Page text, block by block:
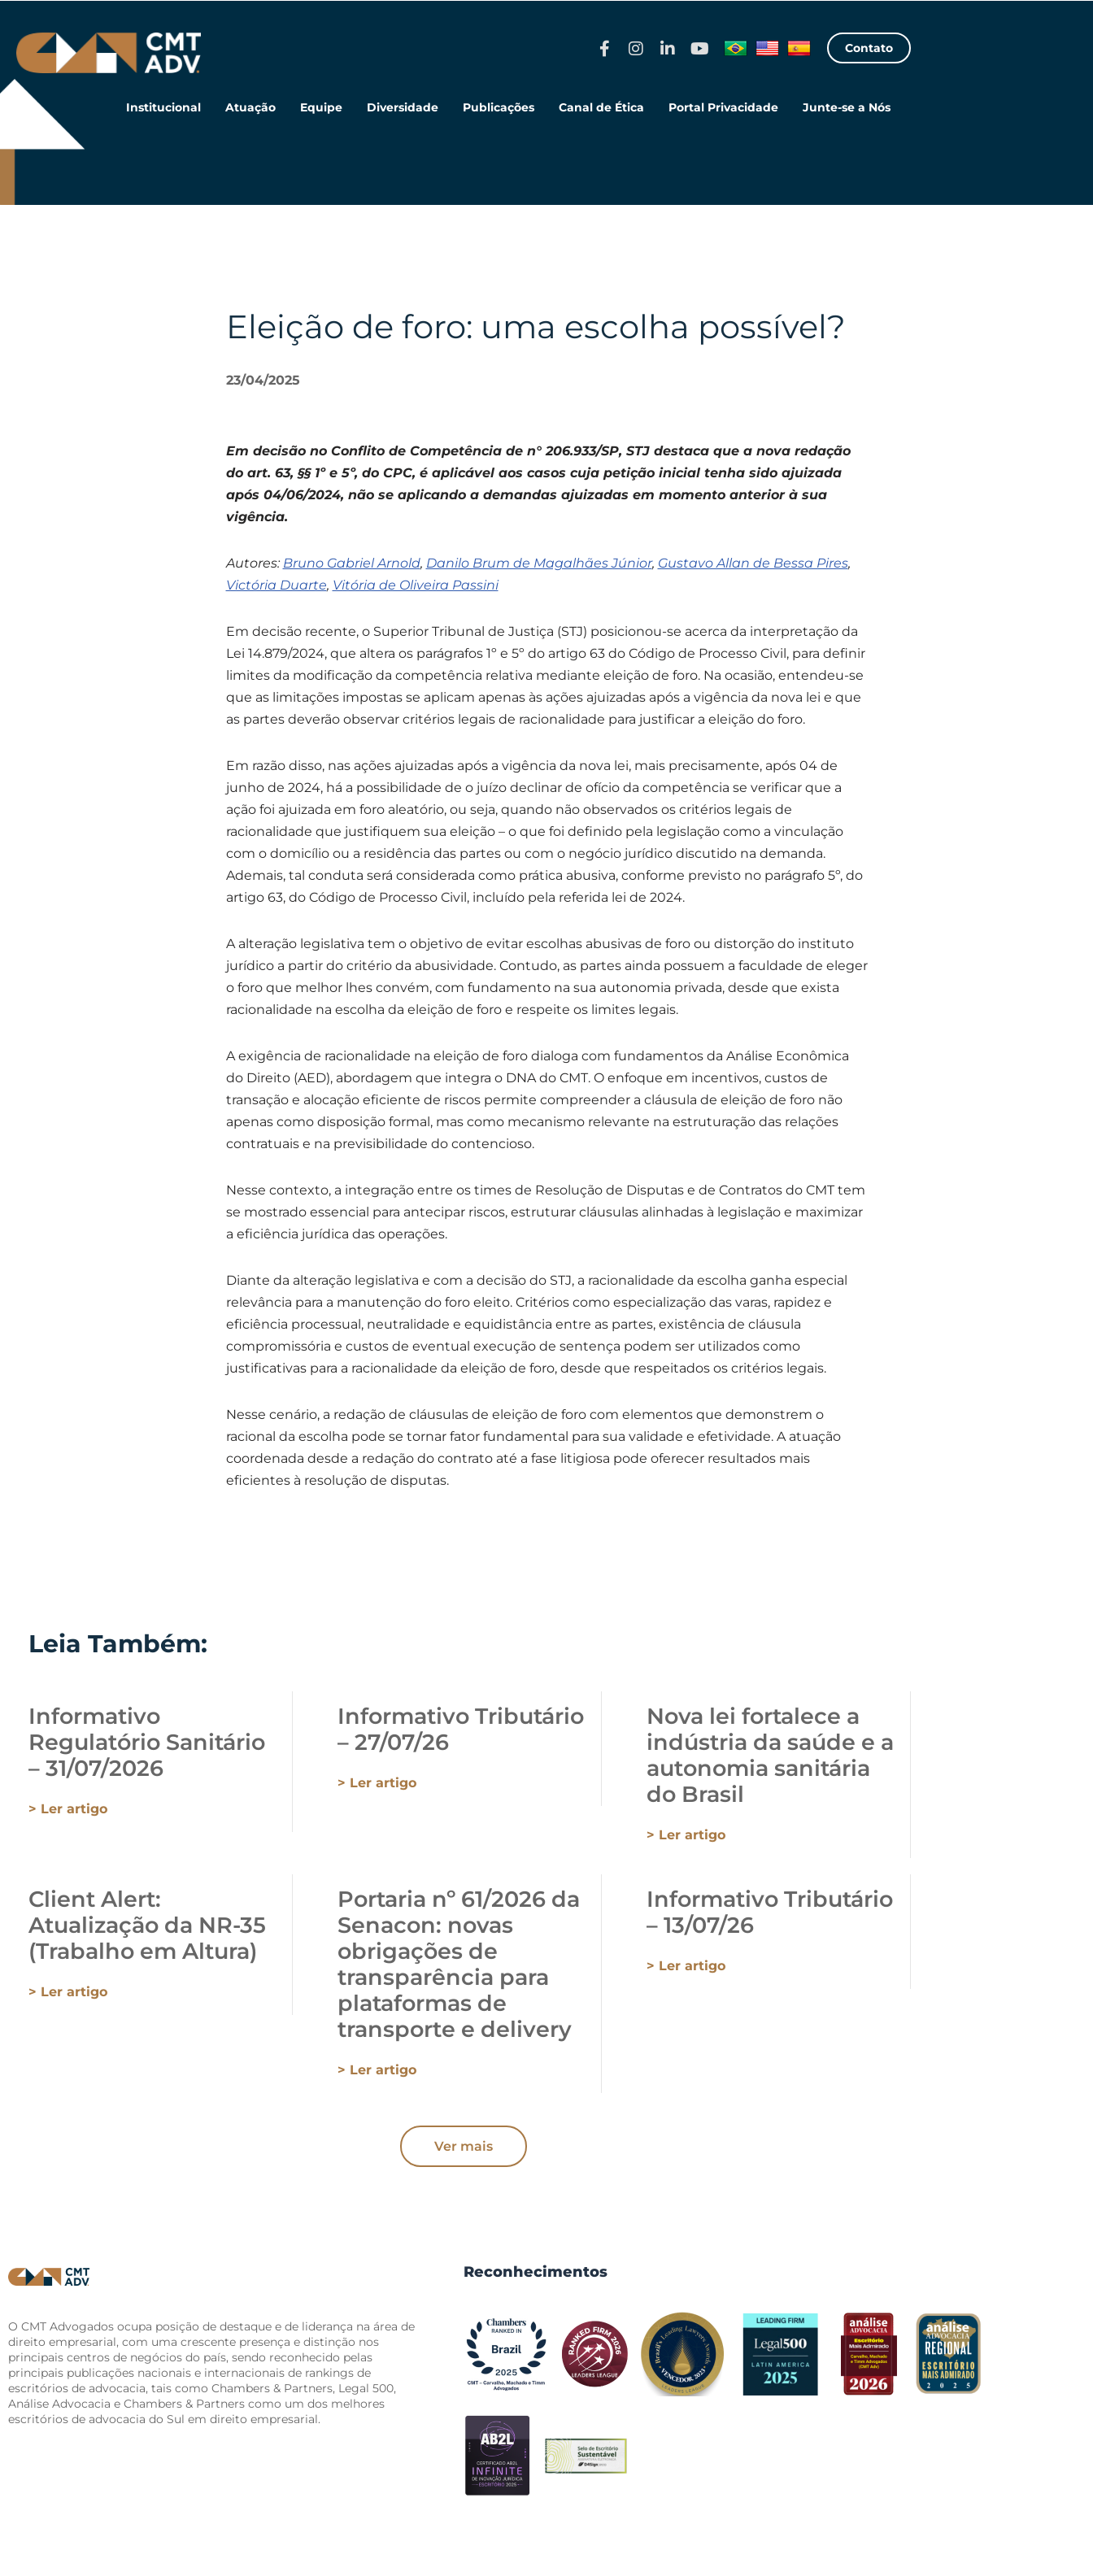
Contato
Institucional Atuação Equipe Diversidade Publicações Canal de Ética Portal Privacidade Junte-se a Nós
Pular
para
o
conteúdo
Eleição de foro: uma escolha possível?
23/04/2025
Em decisão no Conflito de Competência de n° 206.933/SP, STJ destaca que a nova redação
do art. 63, §§ 1º e 5º, do CPC, é aplicável aos casos cuja petição inicial tenha sido ajuizada
após 04/06/2024, não se aplicando a demandas ajuizadas em momento anterior à sua
vigência.
Autores: Bruno Gabriel Arnold, Danilo Brum de Magalhães Júnior, Gustavo Allan de Bessa Pires,
Victória Duarte, Vitória de Oliveira Passini
Em decisão recente, o Superior Tribunal de Justiça (STJ) posicionou-se acerca da interpretação da
Lei 14.879/2024, que altera os parágrafos 1º e 5º do artigo 63 do Código de Processo Civil, para definir
limites da modificação da competência relativa mediante eleição de foro. Na ocasião, entendeu-se
que as limitações impostas se aplicam apenas às ações ajuizadas após a vigência da nova lei e que
as partes deverão observar critérios legais de racionalidade para justificar a eleição do foro.
Em razão disso, nas ações ajuizadas após a vigência da nova lei, mais precisamente, após 04 de
junho de 2024, há a possibilidade de o juízo declinar de ofício da competência se verificar que a
ação foi ajuizada em foro aleatório, ou seja, quando não observados os critérios legais de
racionalidade que justifiquem sua eleição – o que foi definido pela legislação como a vinculação
com o domicílio ou a residência das partes ou com o negócio jurídico discutido na demanda.
Ademais, tal conduta será considerada como prática abusiva, conforme previsto no parágrafo 5º, do
artigo 63, do Código de Processo Civil, incluído pela referida lei de 2024.
A alteração legislativa tem o objetivo de evitar escolhas abusivas de foro ou distorção do instituto
jurídico a partir do critério da abusividade. Contudo, as partes ainda possuem a faculdade de eleger
o foro que melhor lhes convém, com fundamento na sua autonomia privada, desde que exista
racionalidade na escolha da eleição de foro e respeite os limites legais.
A exigência de racionalidade na eleição de foro dialoga com fundamentos da Análise Econômica
do Direito (AED), abordagem que integra o DNA do CMT. O enfoque em incentivos, custos de
transação e alocação eficiente de riscos permite compreender a cláusula de eleição de foro não
apenas como disposição formal, mas como mecanismo relevante na estruturação das relações
contratuais e na previsibilidade do contencioso.
Nesse contexto, a integração entre os times de Resolução de Disputas e de Contratos do CMT tem
se mostrado essencial para antecipar riscos, estruturar cláusulas alinhadas à legislação e maximizar
a eficiência jurídica das operações.
Diante da alteração legislativa e com a decisão do STJ, a racionalidade da escolha ganha especial
relevância para a manutenção do foro eleito. Critérios como especialização das varas, rapidez e
eficiência processual, neutralidade e equidistância entre as partes, existência de cláusula
compromissória e custos de eventual execução de sentença podem ser utilizados como
justificativas para a racionalidade da eleição de foro, desde que respeitados os critérios legais.
Nesse cenário, a redação de cláusulas de eleição de foro com elementos que demonstrem o
racional da escolha pode se tornar fator fundamental para sua validade e efetividade. A atuação
coordenada desde a redação do contrato até a fase litigiosa pode oferecer resultados mais
eficientes à resolução de disputas.
Leia Também:
Informativo
Regulatório Sanitário
– 31/07/2026
> Ler artigo
Informativo Tributário
– 27/07/26
> Ler artigo
Nova lei fortalece a
indústria da saúde e a
autonomia sanitária
do Brasil
> Ler artigo
Client Alert:
Atualização da NR-35
(Trabalho em Altura)
> Ler artigo
Portaria nº 61/2026 da
Senacon: novas
obrigações de
transparência para
plataformas de
transporte e delivery
> Ler artigo
Informativo Tributário
– 13/07/26
> Ler artigo
Ver mais
O CMT Advogados ocupa posição de destaque e de liderança na área de
direito empresarial, com uma crescente presença e distinção nos
principais centros de negócios do país, sendo reconhecido pelas
principais publicações nacionais e internacionais de rankings de
escritórios de advocacia, tais como Chambers & Partners, Legal 500,
Análise Advocacia e Chambers & Partners como um dos melhores
escritórios de advocacia do Sul em direito empresarial.
Reconhecimentos